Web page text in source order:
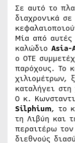
Σε αυτό το
διαχρονικά
Μία από αυτές
καλώδιο Asia-
ο ΟΤΕ
παρόχους. Το
χιλιομέτρων,
καταλήγει
Ο κ.
Silphium, το
τη Λιβύη και
περαιτέρω
διεθνούς